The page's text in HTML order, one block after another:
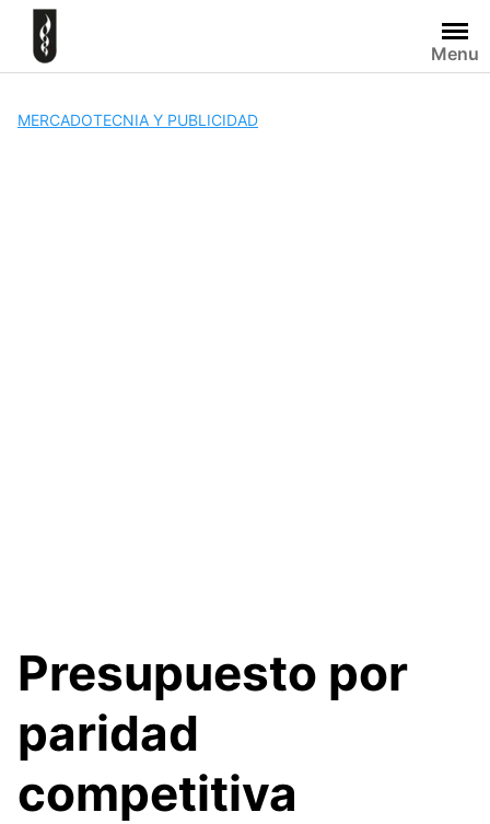
Skip
content
Menu
MERCADOTECNIA Y PUBLICIDAD
Presupuesto por
paridad
competitiva